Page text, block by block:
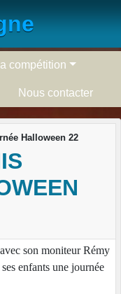
La compétition
Nous contacter
Halloween 22
son moniteur Rémy
enfants une journée